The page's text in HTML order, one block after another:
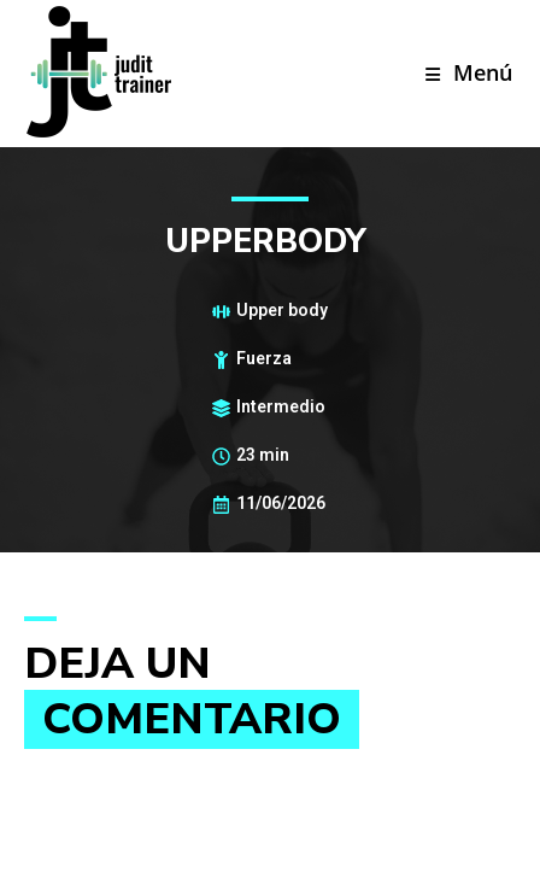
Menú
UPPERBODY
Upper body
Fuerza
Intermedio
23 min
11/06/2026
DEJA UN
COMENTARIO